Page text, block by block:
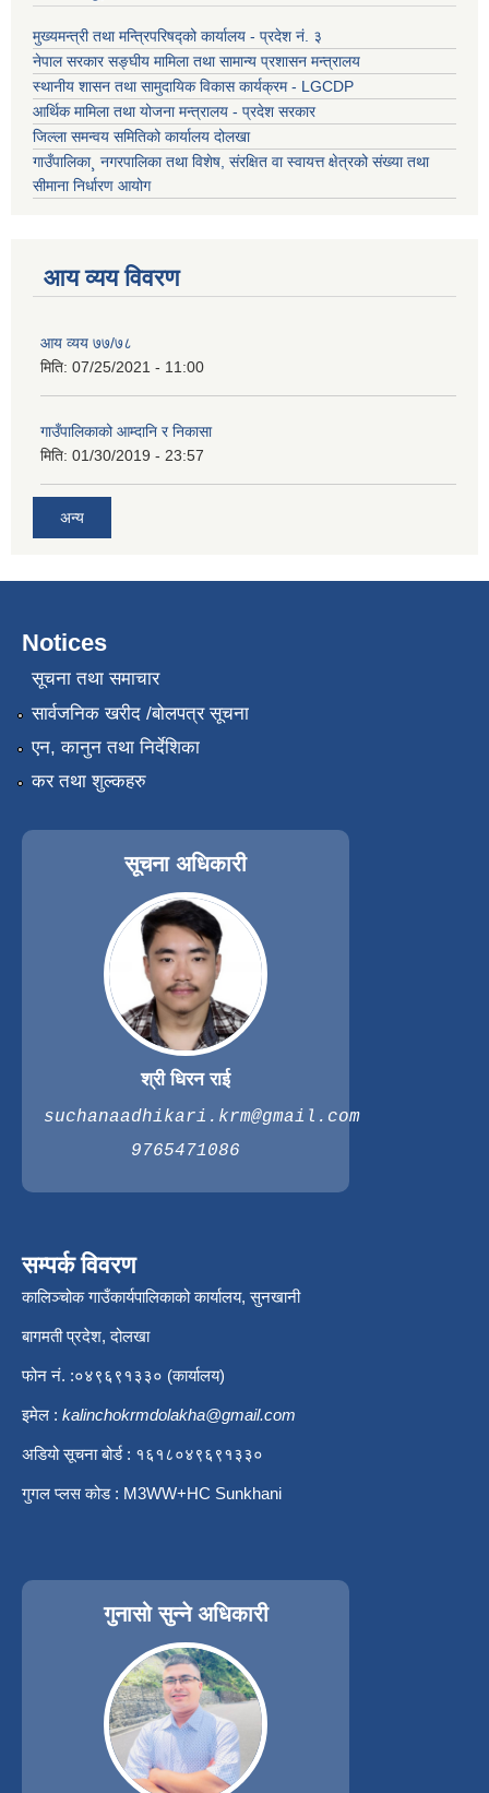
मुख्यमन्त्री तथा मन्त्रिपरिषद्को कार्यालय - प्रदेश नं. ३
नेपाल सरकार सङ्घीय मामिला तथा सामान्य प्रशासन मन्त्रालय
स्थानीय शासन तथा सामुदायिक विकास कार्यक्रम - LGCDP
आर्थिक मामिला तथा योजना मन्त्रालय - प्रदेश सरकार
जिल्ला समन्वय समितिको कार्यालय दोलखा
गाउँपालिका¸ नगरपालिका तथा विशेष, संरक्षित वा स्वायत्त क्षेत्रको संख्या तथा
सीमाना निर्धारण आयोग
आय व्यय विवरण
आय व्यय ७७/७८
मिति: 07/25/2021 - 11:00
गाउँपालिकाको आम्दानि र निकासा
मिति: 01/30/2019 - 23:57
अन्य
Notices
सूचना तथा समाचार
सार्वजनिक खरीद /बोलपत्र सूचना
एन, कानुन तथा निर्देशिका
कर तथा शुल्कहरु
सूचना अधिकारी
श्री धिरन राई
suchanaadhikari.krm@gmail.com
9765471086
सम्पर्क विवरण
कालिञ्चोक गाउँकार्यपालिकाको कार्यालय, सुनखानी
बागमती प्रदेश, दोलखा
फोन नं. :०४९६९१३३० (कार्यालय)
इमेल : kalinchokrmdolakha@gmail.com
अडियो सूचना बोर्ड : १६१८०४९६९१३३०
गुगल प्लस कोड : M3WW+HC Sunkhani
गुनासो सुन्ने अधिकारी